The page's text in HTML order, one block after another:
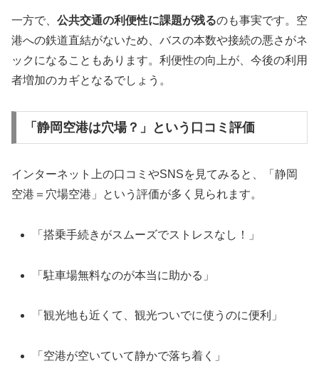
一方で、 公共交通の利便性に課題が残るのも事実です。空
港への鉄道直結がないため、バスの本数や接続の悪さがネ
ックになることもあります。利便性の向上が、今後の利用
者増加のカギとなるでしょう。
「静岡空港は穴場？」という口コミ評価
インターネット上の口コミやSNSを見てみると、「静岡
空港＝穴場空港」という評価が多く見られます。
「搭乗手続きがスムーズでストレスなし！」
「駐車場無料なのが本当に助かる」
「観光地も近くて、観光ついでに使うのに便利」
「空港が空いていて静かで落ち着く」